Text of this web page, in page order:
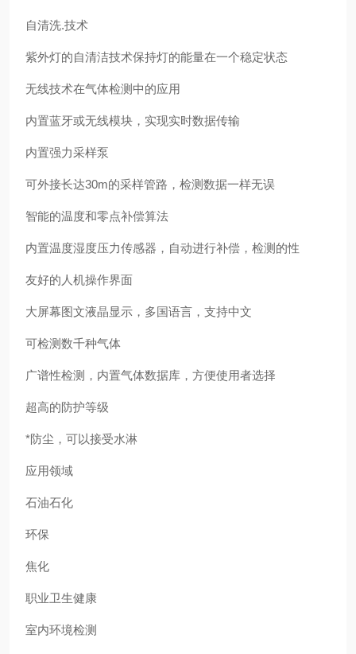
自清洗.技术
紫外灯的自清洁技术保持灯的能量在一个稳定状态
无线技术在气体检测中的应用
内置蓝牙或无线模块，实现实时数据传输
内置强力采样泵
可外接长达30m的采样管路，检测数据一样无误
智能的温度和零点补偿算法
内置温度湿度压力传感器，自动进行补偿，检测的性
友好的人机操作界面
大屏幕图文液晶显示，多国语言，支持中文
可检测数千种气体
广谱性检测，内置气体数据库，方便使用者选择
超高的防护等级
*防尘，可以接受水淋
应用领域
石油石化
环保
焦化
职业卫生健康
室内环境检测